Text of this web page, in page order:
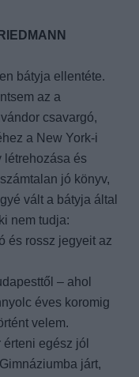
bátyja ellentéte.
az a
csavargó,
a New York-i
létrehozása és
jó könyv,
vált a bátyja által
nem tudja:
és rossz jegyeit az
– ahol
éves koromig
velem.
egész jól
járt,